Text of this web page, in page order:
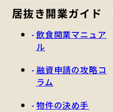
居抜き開業ガイド
飲食開業マニュア
ル
融資申請の攻略コ
ラム
物件の決め手